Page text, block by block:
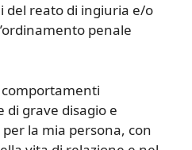
del reato di ingiuria e/o
penale
comportamenti
grave disagio e
la mia persona, con